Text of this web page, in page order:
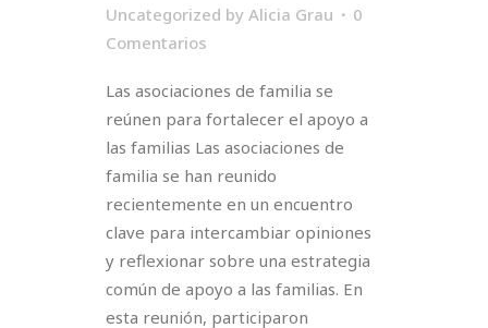
Uncategorized by Alicia Grau
0
Comentarios
Las asociaciones de familia se
reúnen para fortalecer el apoyo a
las familias Las asociaciones de
familia se han reunido
recientemente en un encuentro
clave para intercambiar opiniones
y reflexionar sobre una estrategia
común de apoyo a las familias. En
esta reunión, participaron